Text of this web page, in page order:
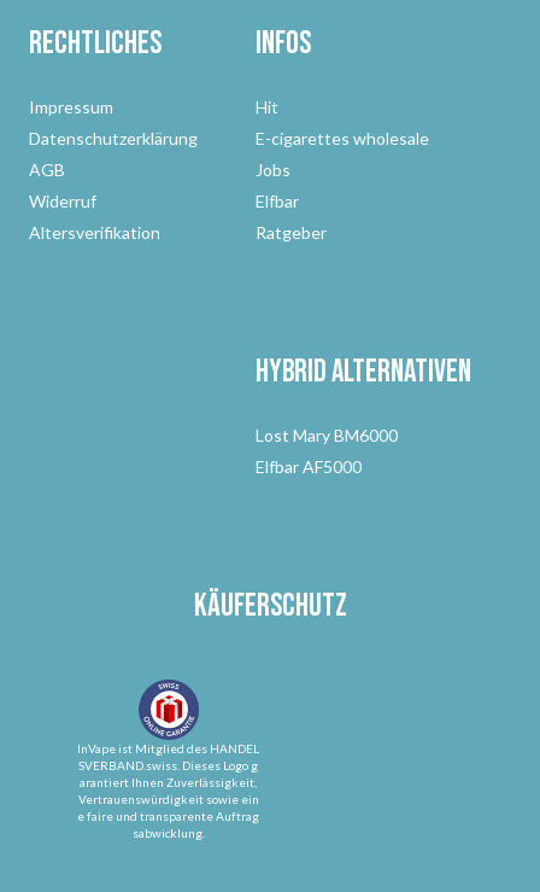
Rechtliches
Impressum
Datenschutzerklärung
AGB
Widerruf
Altersverifikation
Infos
Hit
E-cigarettes wholesale
Jobs
Elfbar
Ratgeber
Hybrid Alternativen
Lost Mary BM6000
Elfbar AF5000
Käuferschutz
InVape ist Mitglied des HANDEL
SVERBAND.swiss. Dieses Logo g
arantiert Ihnen Zuverlässigkeit,
Vertrauenswürdigkeit sowie ein
e faire und transparente Auftrag
sabwicklung.